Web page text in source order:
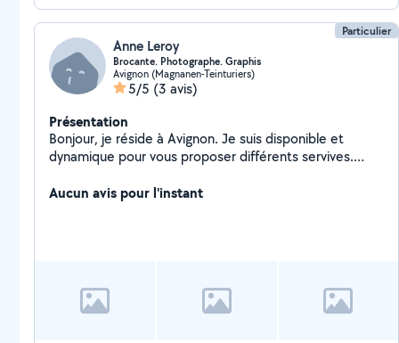
Particulier
Anne Leroy
Brocante. Photographe. Graphis
Avignon (Magnanen-Teinturiers)
5/5 (3 avis)
Présentation
Bonjour, je réside à Avignon. Je suis disponible et
dynamique pour vous proposer différents servives.
documents sur ordi etc / garde d'enfants et aide aux
Aucun avis pour l'instant